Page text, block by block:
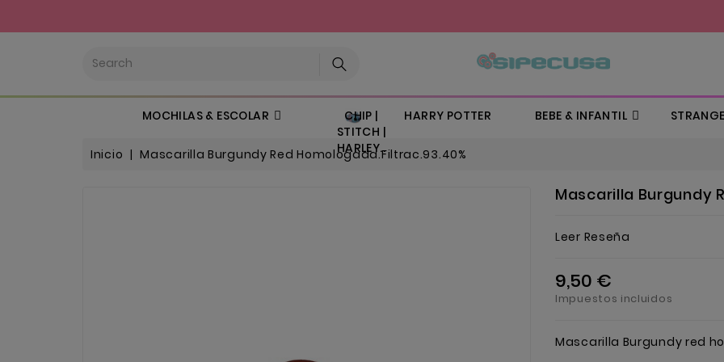
MOCHILAS & ESCOLAR
CHIP |
STITCH |
HARLEY..
HARRY POTTER BEBE & INFANTIL
Inicio Mascarilla Burgundy Red Homologada.Filtrac.93.40%
Mascarilla Burgundy
Leer Reseña
9,50 €
Impuestos incluidos
Mascarilla Burgundy red